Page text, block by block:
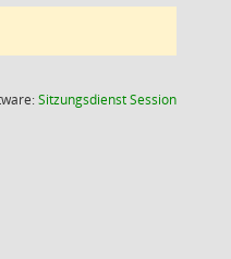
SitzungsdienstSession(Wird in